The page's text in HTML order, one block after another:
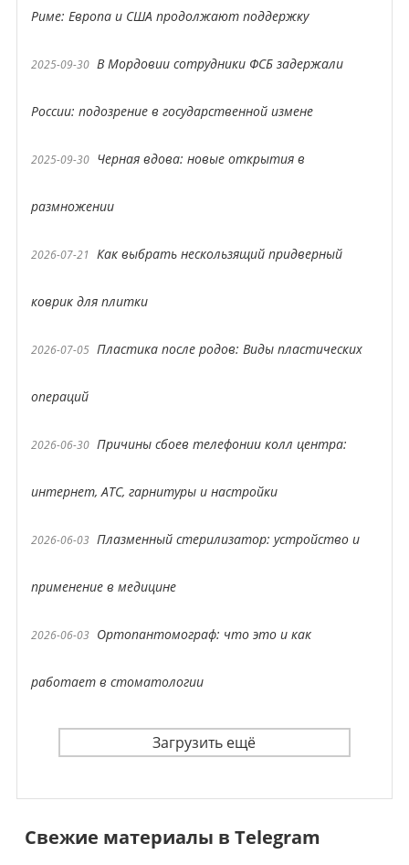
Риме: Европа и США продолжают поддержку
2025-09-30 В Мордовии сотрудники ФСБ задержали
России: подозрение в государственной измене
2025-09-30 Черная вдова: новые открытия в
размножении
2026-07-21 Как выбрать нескользящий придверный
коврик для плитки
2026-07-05 Пластика после родов: Виды пластических
операций
2026-06-30 Причины сбоев телефонии колл центра:
интернет, АТС, гарнитуры и настройки
2026-06-03 Плазменный стерилизатор: устройство и
применение в медицине
2026-06-03 Ортопантомограф: что это и как
работает в стоматологии
Загрузить ещё
Свежие материалы в Telegram